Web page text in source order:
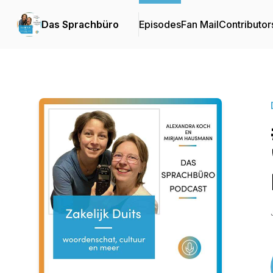
Das Sprachbüro EpisodesFan Mail